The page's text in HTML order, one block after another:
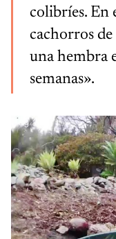
colibríes. En
cachorros
una hembra
semanas».